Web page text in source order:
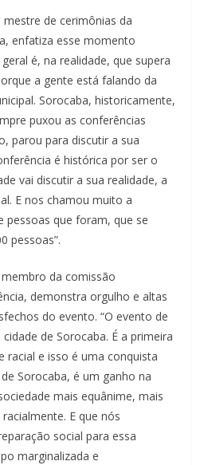
mestre de cerimônias da
enfatiza esse momento
é, na realidade, que supera
a gente está falando da
Sorocaba, historicamente,
puxou as conferências
parou para discutir a sua
é histórica por ser o
vai discutir a sua realidade, a
E nos chamou muito a
pessoas que foram, que se
pessoas”.
da comissão
demonstra orgulho e altas
do evento. “O evento de
de Sorocaba. É a primeira
racial e isso é uma conquista
Sorocaba, é um ganho na
mais equânime, mais
E que nós
social para essa
marginalizada e